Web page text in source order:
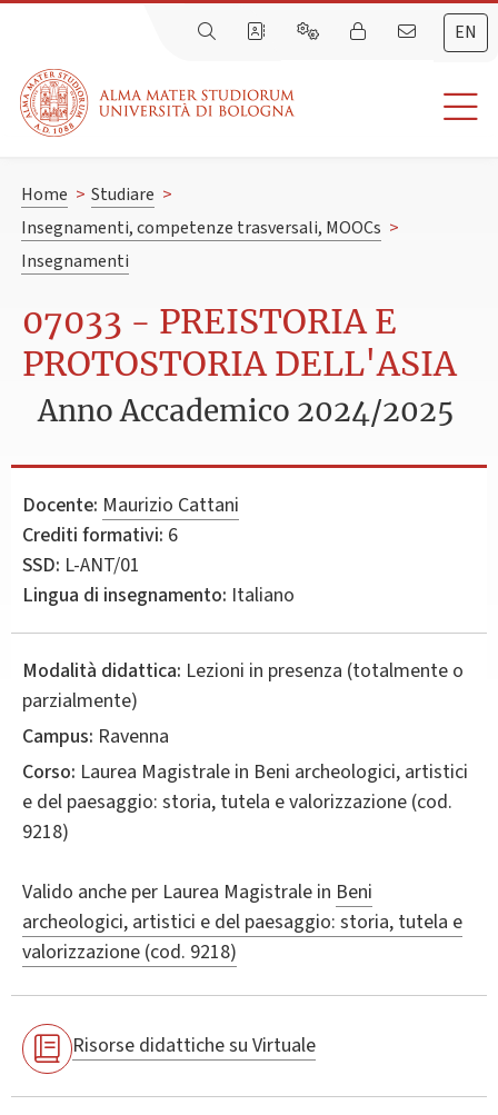
EN
Home > Studiare >
Insegnamenti, competenze trasversali, MOOCs >
Insegnamenti
07033 - PREISTORIA E
PROTOSTORIA DELL'ASIA
Anno Accademico 2024/2025
Docente: Maurizio Cattani
Crediti formativi: 6
SSD: L-ANT/01
Lingua di insegnamento: Italiano
Modalità didattica: Lezioni in presenza (totalmente o
parzialmente)
Campus: Ravenna
Corso: Laurea Magistrale in Beni archeologici, artistici
e del paesaggio: storia, tutela e valorizzazione (cod.
9218)
Valido anche per Laurea Magistrale in Beni
archeologici, artistici e del paesaggio: storia, tutela e
valorizzazione (cod. 9218)
Risorse didattiche su Virtuale